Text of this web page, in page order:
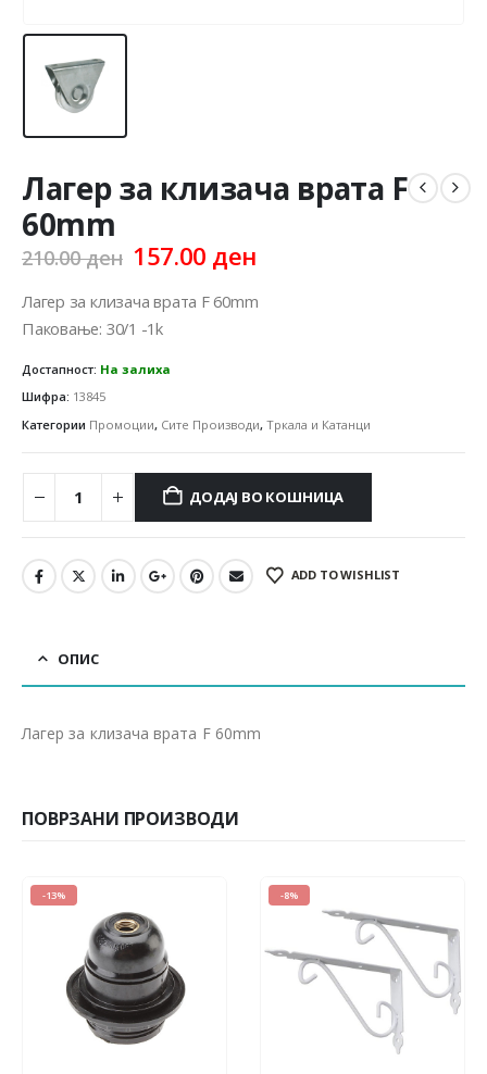
Лагер за клизача врата F
60mm
210.00ден Original
was:
210.00 ден.
157.00 денCurrent
is:
Лагер за клизача врата F 60mm
Паковање: 30/1 -1k
Достапност: На залиха
Шифра: 13845
Категории Промоции, Сите Производи, Тркала и Катанци
ДОДАЈ ВО КОШНИЦА
ADD TO WISHLIST
ОПИС
Лагер за клизача врата F 60mm
ПОВРЗАНИ ПРОИЗВОДИ
-13% -8%